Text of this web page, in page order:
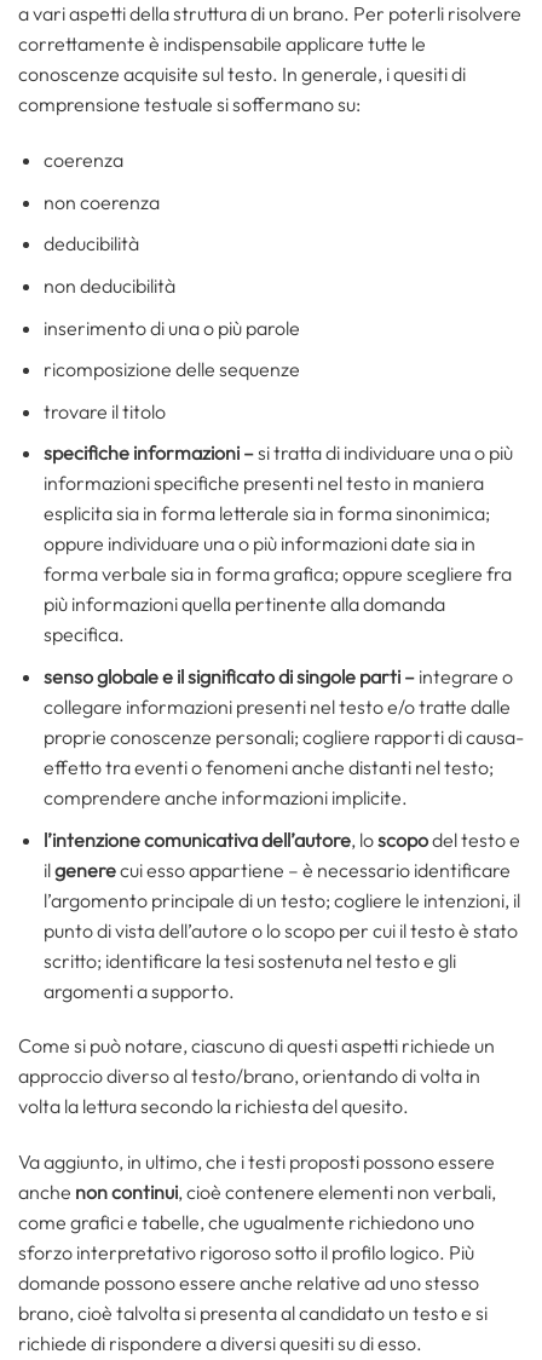
a vari aspetti della struttura di un brano. Per poterli risolvere
correttamente è indispensabile applicare tutte le
conoscenze acquisite sul testo. In generale, i quesiti di
comprensione testuale si soffermano su:
coerenza
non coerenza
deducibilità
non deducibilità
inserimento di una o più parole
ricomposizione delle sequenze
trovare il titolo
specifiche informazioni –si tratta di individuare una o più
informazioni specifiche presenti nel testo in maniera
esplicita sia in forma letterale sia in forma sinonimica;
oppure individuare una o più informazioni date sia in
forma verbale sia in forma grafica; oppure scegliere fra
più informazioni quella pertinente alla domanda
specifica.
senso globalee il significato di singole parti –integrare o
collegare informazioni presenti nel testo e/o tratte dalle
proprie conoscenze personali; cogliere rapporti di causa-
effetto tra eventi o fenomeni anche distanti nel testo;
comprendere anche informazioni implicite.
l’intenzione comunicativa dell’autore, loscopodel testo e
ilgenerecui esso appartiene – è necessario identificare
l’argomento principale di un testo; cogliere le intenzioni, il
punto di vista dell’autore o lo scopo per cui il testo è stato
scritto; identificare la tesi sostenuta nel testo e gli
argomenti a supporto.
Come si può notare, ciascuno di questi aspetti richiede un
approccio diverso al testo/brano, orientando di volta in
volta la lettura secondo la richiesta del quesito.
Va aggiunto, in ultimo, che i testi proposti possono essere
anche non continui, cioè contenere elementi non verbali,
come grafici e tabelle, che ugualmente richiedono uno
sforzo interpretativo rigoroso sotto il profilo logico. Più
domande possono essere anche relative ad uno stesso
brano, cioè talvolta si presenta al candidato un testo e si
richiede di rispondere a diversi quesiti su di esso.